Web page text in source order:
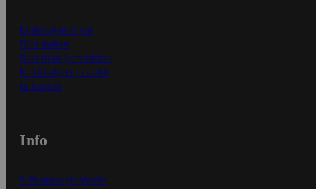
Ensitilaajan ohjeet
Näin maksat
Näin tilaat ja muokkaat
Kaikki ohjeet ja vinkit
In English
Info
S-Business yrityksille